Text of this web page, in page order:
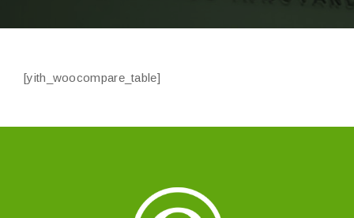
[yith_woocompare_table]